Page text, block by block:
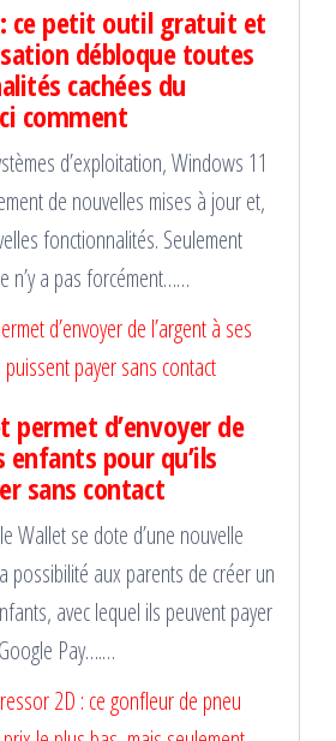
ce petit outil gratuit et
débloque toutes
cachées du
comment
d’exploitation, Windows 11
de nouvelles mises à jour et,
fonctionnalités. Seulement
n’y a pas forcément……
permet d’envoyer de
enfants pour qu’ils
sans contact
Wallet se dote d’une nouvelle
possibilité aux parents de créer un
avec lequel ils peuvent payer
Pay….…